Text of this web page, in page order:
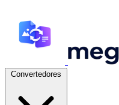
Convertedores